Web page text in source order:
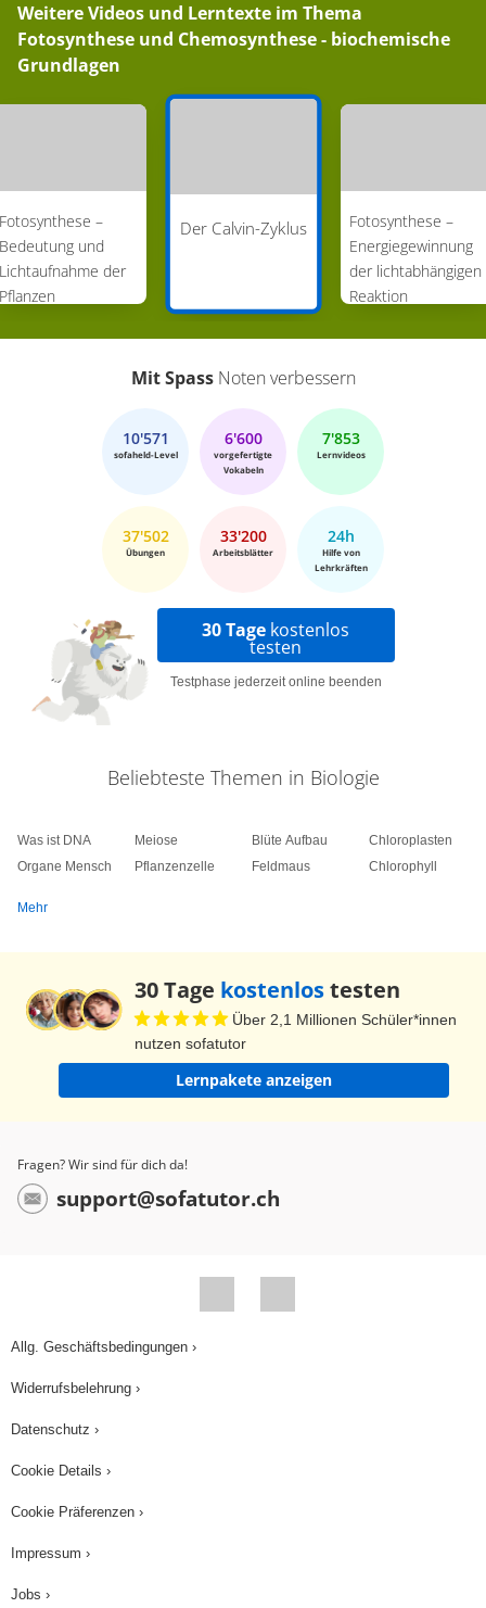
Weitere Videos und Lerntexte im Thema
Fotosynthese und Chemosynthese - biochemische
Grundlagen
Fotosynthese –
Bedeutung und
Lichtaufnahme der
Pflanzen
Der Calvin-Zyklus
Fotosynthese –
Energiegewinnung
der lichtabhängigen
Reaktion
Mit SpassNoten verbessern
10'571
sofaheld-Level
6'600
vorgefertigte
Vokabeln
7'853
Lernvideos
37'502
Übungen
33'200
Arbeitsblätter
24h
Hilfe von
Lehrkräften
30 Tage kostenlos
testen
Testphase jederzeit online beenden
Beliebteste Themen in Biologie
Was ist DNA
Organe Mensch
Meiose
Pflanzenzelle
Blüte Aufbau
Feldmaus
Chloroplasten
Chlorophyll
Mehr
30 Tage kostenlostesten
Über 2,1 Millionen Schüler*innen
nutzen sofatutor
Lernpakete anzeigen
Fragen? Wir sind für dich da!
support@sofatutor.ch
Allg. Geschäftsbedingungen ›
Widerrufsbelehrung ›
Datenschutz ›
Cookie Details ›
Cookie Präferenzen ›
Impressum ›
Jobs ›